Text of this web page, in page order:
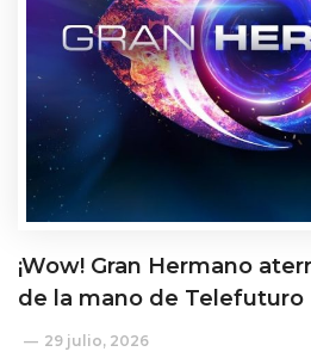
¡Wow! Gran Hermano
de la mano de Telefuturo
29 julio, 2026